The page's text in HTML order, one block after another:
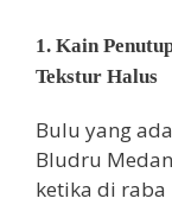
1. Kain
Tekstur Halus
Bulu yang
Bludru
ketika di raba